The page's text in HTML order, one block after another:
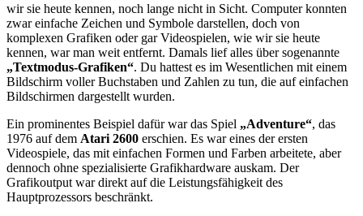
wir sie heute kennen, noch lange nicht in Sicht. Computer konnten
zwar einfache Zeichen und Symbole darstellen, doch von
komplexen Grafiken oder gar Videospielen, wie wir sie heute
kennen, war man weit entfernt. Damals lief alles über sogenannte
„Textmodus-Grafiken“. Du hattest es im Wesentlichen mit einem
Bildschirm voller Buchstaben und Zahlen zu tun, die auf einfachen
Bildschirmen dargestellt wurden.
Ein prominentes Beispiel dafür war das Spiel „Adventure“, das
1976 auf dem Atari 2600 erschien. Es war eines der ersten
Videospiele, das mit einfachen Formen und Farben arbeitete, aber
dennoch ohne spezialisierte Grafikhardware auskam. Der
Grafikoutput war direkt auf die Leistungsfähigkeit des
Hauptprozessors beschränkt.